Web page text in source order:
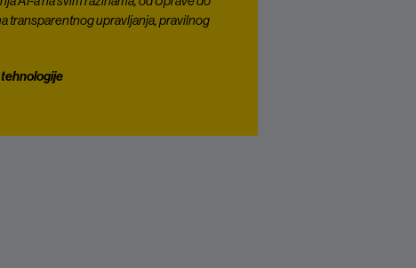
transparentnog upravljanja, pravilnog